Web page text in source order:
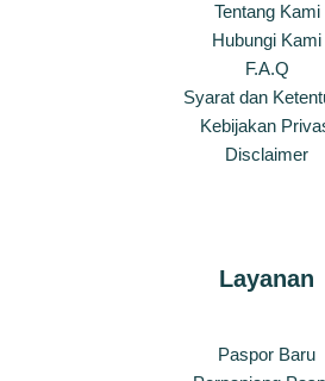
Tentang Kami
Hubungi Kami
F.A.Q
Syarat dan
Kebijakan
Disclaimer
Layanan
Paspor Baru